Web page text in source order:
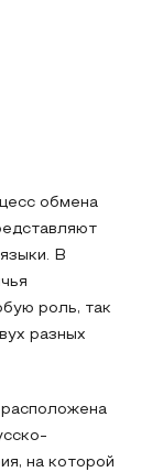
обмена
В
роль, так
разных
расположена
на которой